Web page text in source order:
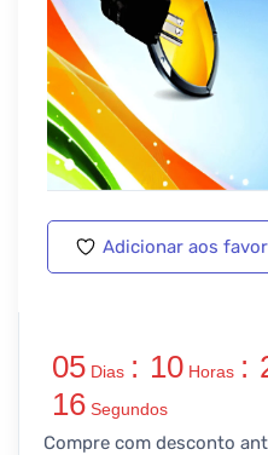
Adicionar aos
05 Dias : 10 Horas :
15 Segundos
Compre com desconto